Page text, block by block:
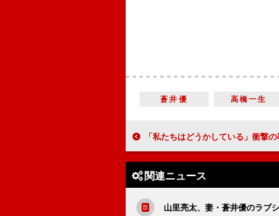
蒼井優 高橋一生
「私たちはどうかしている」衝撃の事実が判明 横浜流星のラ
関連ニュース
山里亮太、妻・蒼井優のラブ